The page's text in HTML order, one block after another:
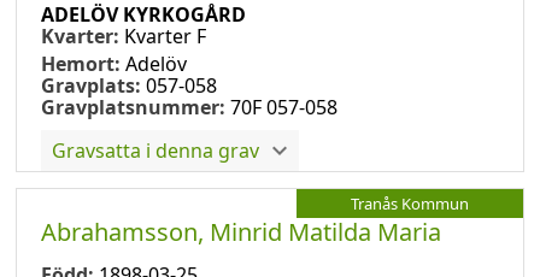
ADELÖV KYRKOGÅRD
Kvarter: Kvarter F
Hemort: Adelöv
Gravplats: 057-058
Gravplatsnummer: 70F 057-058
Gravsatta i denna grav
Tranås Kommun
Abrahamsson, Minrid Matilda Maria